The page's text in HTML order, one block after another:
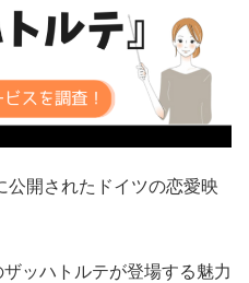
公開されたドイツの恋愛映
ッハトルテが登場する魅力